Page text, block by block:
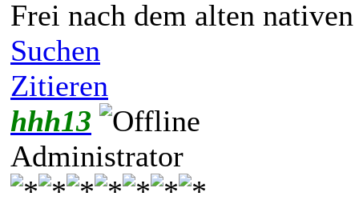
Frei nach dem alten
Suchen
Zitieren
hhh13
Administrator